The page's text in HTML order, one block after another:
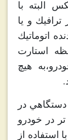
البته با
و يا
اتوماتيك
استارت
هيچ
در
در خودرو
از